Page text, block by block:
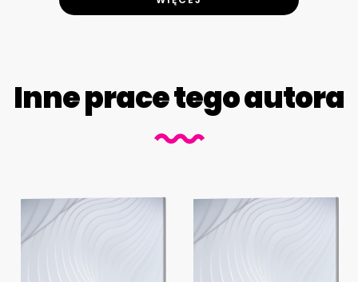
Inne prace tego autora